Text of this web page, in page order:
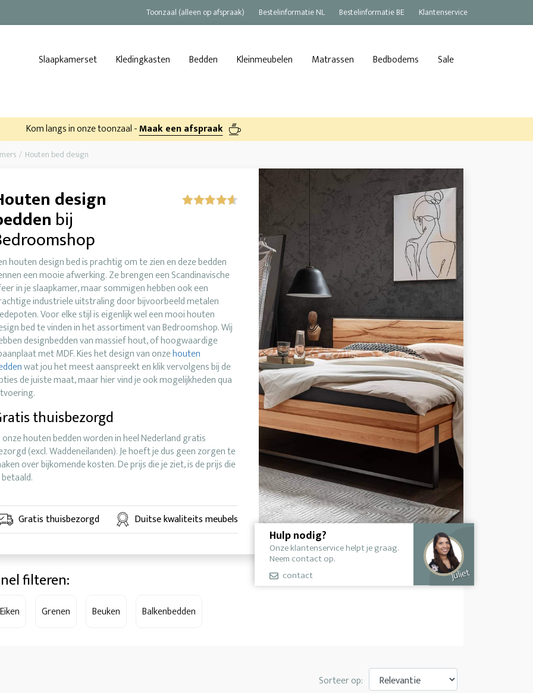
Toonzaal (alleen op afspraak) Bestelinformatie NL Bestelinformatie BE Klantenservice
Slaapkamerset Kledingkasten Bedden Kleinmeubelen Matrassen Bedbodems Sale
Kom langs in onze toonzaal -Maak een afspraak
Houten bed design
design
bij
houten design bed is prachtig om te zien en deze bedden
een mooie afwerking. Ze brengen een Scandinavische
in je slaapkamer, maar sommigen hebben ook een
industriele uitstraling door bijvoorbeeld metalen
Voor elke stijl is eigenlijk wel een mooi houten
bed te vinden in het assortiment van Bedroomshop. Wij
designbedden van massief hout, of hoogwaardige
met MDF. Kies het design van onzehouten
wat jou het meest aanspreekt en klik vervolgens bij de
de juiste maat, maar hier vind je ook mogelijkheden qua
thuisbezorgd
onze houten bedden worden in heel Nederland gratis
(excl. Waddeneilanden). Je hoeft je dus geen zorgen te
over bijkomende kosten. De prijs die je ziet, is de prijs die
Gratis thuisbezorgd Duitse kwaliteits meubels
Hulp nodig?
Onze klantenservice helpt je graag.
Neem contact op.
contact
Juliet
filteren:
Eiken Grenen Beuken Balkenbedden
Sorteer op: